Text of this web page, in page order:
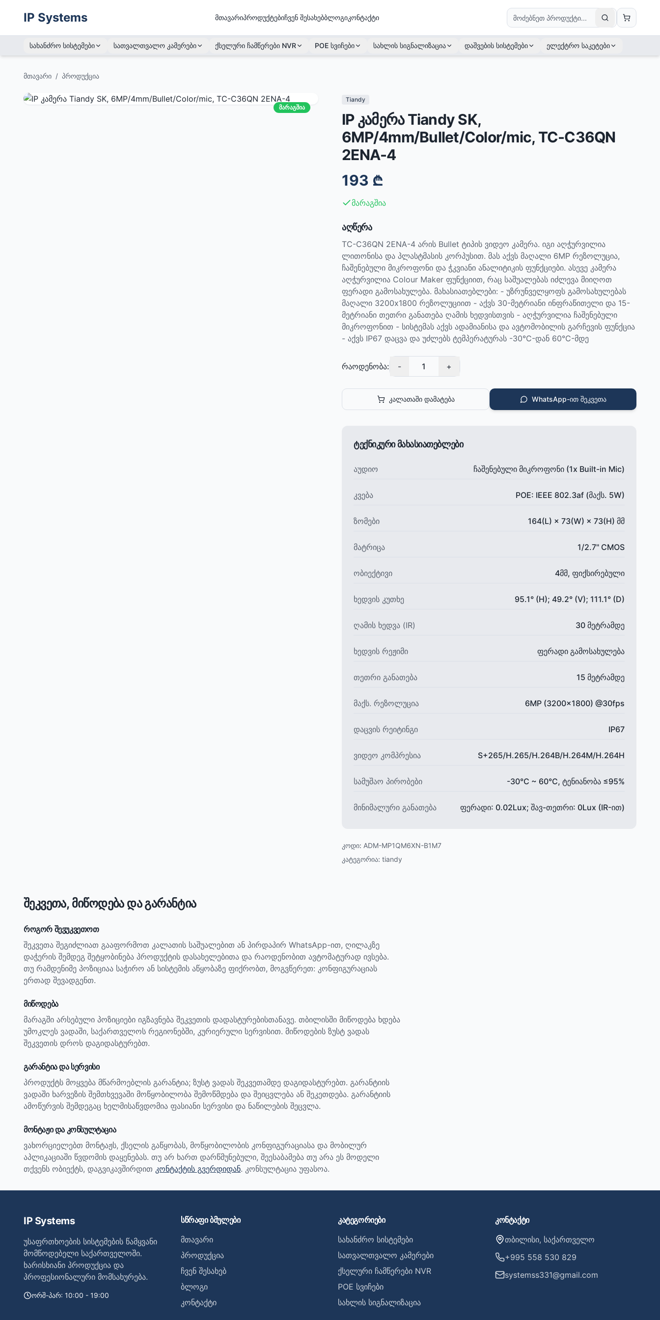
IP Systems მთავარიპროდუქტებიჩვენ შესახებბლოგიკონტაქტი
სახანძრო სისტემები სათვალთვალო კამერები ქსელური ჩამწერები NVR POE სვიჩები სახლის სიგნალიზაცია დაშვების სისტემები ელექტრო საკეტები
მთავარი / პროდუქცია
მარაგშია
Tiandy
IP კამერა Tiandy SK,
6MP/4mm/Bullet/Color/mic, TC-C36QN
2ENA-4
193 ₾
მარაგშია
აღწერა
TC-C36QN 2ENA-4 არის Bullet ტიპის ვიდეო კამერა. იგი აღჭურვილია
ლითონისა და პლასტმასის კორპუსით. მას აქვს მაღალი 6MP რეზოლუცია,
ჩაშენებული მიკროფონი და ჭკვიანი ანალიტიკის ფუნქციები. ასევე კამერა
აღჭურვილია Colour Maker ფუნქციით, რაც საშუალებას იძლევა მიიღოთ
ფერადი გამოსახულება. მახასიათებლები: - უზრუნველყოფს გამოსახულებას
მაღალი 3200x1800 რეზოლუციით - აქვს 30-მეტრიანი ინფრაწითელი და 15-
მეტრიანი თეთრი განათება ღამის ხედვისთვის - აღჭურვილია ჩაშენებული
მიკროფონით - სისტემას აქვს ადამიანისა და ავტომობილის გარჩევის ფუნქცია
- აქვს IP67 დაცვა და უძლებს ტემპერატურას -30°C-დან 60°C-მდე
რაოდენობა: - 1 +
კალათაში დამატება WhatsApp-ით შეკვეთა
ტექნიკური მახასიათებლები
აუდიო ჩაშენებული მიკროფონი (1x Built-in Mic)
კვება POE: IEEE 802.3af (მაქს. 5W)
ზომები 164(L) × 73(W) × 73(H) მმ
მატრიცა 1/2.7" CMOS
ობიექტივი 4მმ, ფიქსირებული
ხედვის კუთხე 95.1° (H); 49.2° (V); 111.1° (D)
ღამის ხედვა (IR) 30 მეტრამდე
ხედვის რეჟიმი ფერადი გამოსახულება
თეთრი განათება 15 მეტრამდე
მაქს. რეზოლუცია 6MP (3200x1800) @30fps
დაცვის რეიტინგი IP67
ვიდეო კომპრესია S+265/H.265/H.264B/H.264M/H.264H
სამუშაო პირობები -30°C ~ 60°C, ტენიანობა ≤95%
მინიმალური განათება ფერადი: 0.02Lux; შავ-თეთრი: 0Lux (IR-ით)
კოდი: ADM-MP1QM6XN-B1M7
კატეგორია: tiandy
შეკვეთა, მიწოდება და გარანტია
როგორ შევუკვეთოთ
შეკვეთა შეგიძლიათ გააფორმოთ კალათის საშუალებით ან პირდაპირ WhatsApp-ით, ღილაკზე
დაჭერის შემდეგ შეტყობინება პროდუქტის დასახელებითა და რაოდენობით ავტომატურად ივსება.
თუ რამდენიმე პოზიციაა საჭირო ან სისტემის აწყობაზე ფიქრობთ, მოგვწერეთ: კონფიგურაციას
ერთად შევადგენთ.
მიწოდება
მარაგში არსებული პოზიციები იგზავნება შეკვეთის დადასტურებისთანავე. თბილისში მიწოდება ხდება
უმოკლეს ვადაში, საქართველოს რეგიონებში, კურიერული სერვისით. მიწოდების ზუსტ ვადას
შეკვეთის დროს დაგიდასტურებთ.
გარანტია და სერვისი
პროდუქტს მოყვება მწარმოებლის გარანტია; ზუსტ ვადას შეკვეთამდე დაგიდასტურებთ. გარანტიის
ვადაში ხარვეზის შემთხვევაში მოწყობილობა შემოწმდება და შეიცვლება ან შეკეთდება. გარანტიის
ამოწურვის შემდეგაც ხელმისაწვდომია ფასიანი სერვისი და ნაწილების შეცვლა.
მონტაჟი და კონსულტაცია
ვახორციელებთ მონტაჟს, ქსელის გაწყობას, მოწყობილობის კონფიგურაციასა და მობილურ
აპლიკაციაში წვდომის დაყენებას. თუ არ ხართ დარწმუნებული, შეესაბამება თუ არა ეს მოდელი
თქვენს ობიექტს, დაგვიკავშირდით კონტაქტის გვერდიდან. კონსულტაცია უფასოა.
IP Systems
უსაფრთხოების სისტემების წამყვანი
მომწოდებელი საქართველოში.
ხარისხიანი პროდუქცია და
პროფესიონალური მომსახურება.
ორშ-პარ: 10:00 - 19:00
სწრაფი ბმულები
მთავარი
პროდუქცია
ჩვენ შესახებ
ბლოგი
კონტაქტი
კატეგორიები
სახანძრო სისტემები
სათვალთვალო კამერები
ქსელური ჩამწერები NVR
POE სვიჩები
სახლის სიგნალიზაცია
კონტაქტი
თბილისი, საქართველო
+995 558 530 829
systemss331@gmail.com